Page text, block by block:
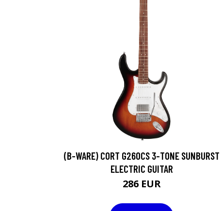
(B-WARE) CORT G260CS 3-TONE SUNBURST
ELECTRIC GUITAR
286 EUR